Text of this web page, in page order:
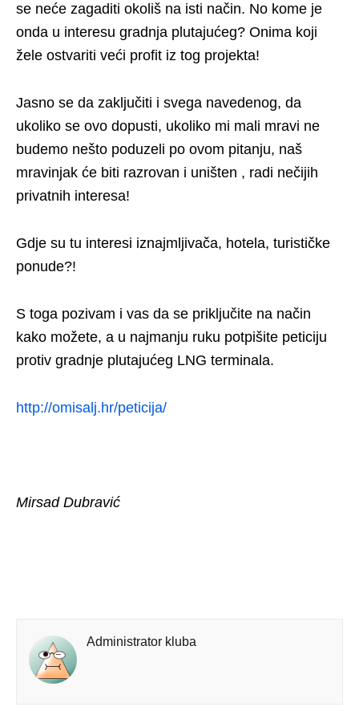
se neće zagaditi okoliš na isti način. No kome je
onda u interesu gradnja plutajućeg? Onima koji
žele ostvariti veći profit iz tog projekta!
Jasno se da zaključiti i svega navedenog, da
ukoliko se ovo dopusti, ukoliko mi mali mravi ne
budemo nešto poduzeli po ovom pitanju, naš
mravinjak će biti razrovan i uništen , radi nečijih
privatnih interesa!
Gdje su tu interesi iznajmljivača, hotela, turističke
ponude?!
S toga pozivam i vas da se priključite na način
kako možete, a u najmanju ruku potpišite peticiju
protiv gradnje plutajućeg LNG terminala.
http://omisalj.hr/peticija/
Mirsad Dubravić
Administrator kluba